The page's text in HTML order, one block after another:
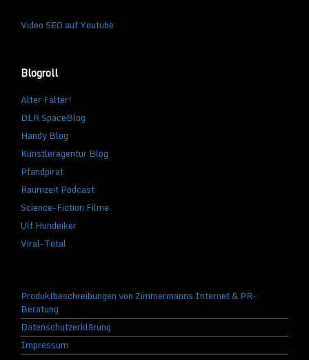
Video SEO auf Youtube
Blogroll
Alter Falter!
DLR SpaceBlog
Handy Blog
Künstleragentur Blog
Pfandpirat
Raumzeit Podcast
Science-Fiction Filme
Ulf Hundeiker
Viral-Total
Produktbeschreibungen von Zimmermanns Internet & PR-
Beratung
Datenschutzerklärung
Impressum